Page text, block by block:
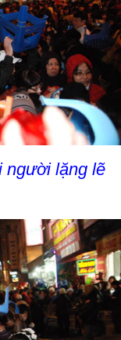
người lặng lẽ